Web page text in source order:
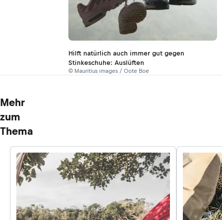
Hilft natürlich auch immer gut gegen
Stinkeschuhe: Auslüften
© Mauritius images / Oote Boe
Mehr
zum
Thema